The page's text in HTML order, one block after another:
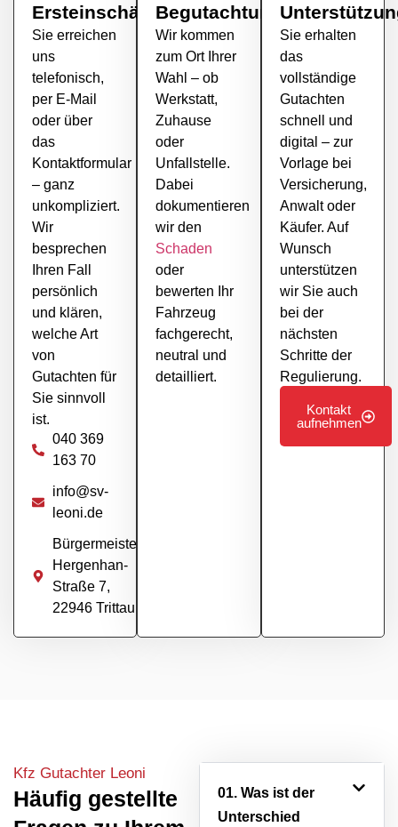
Ersteinschätzung
Sie erreichen
uns
telefonisch,
per E-Mail
oder über
das
Kontaktformular
– ganz
unkompliziert.
Wir
besprechen
Ihren Fall
persönlich
und klären,
welche Art
von
Gutachten für
Sie sinnvoll
ist.
040 369
163 70
info@sv-
leoni.de
Bürgermeister-
Hergenhan-
Straße 7,
22946 Trittau
Begutachtung
Wir kommen
zum Ort Ihrer
Wahl – ob
Werkstatt,
Zuhause
oder
Unfallstelle.
Dabei
dokumentieren
wir den
Schaden
oder
bewerten Ihr
Fahrzeug
fachgerecht,
neutral und
detailliert.
Sie erhalten
das
vollständige
Gutachten
schnell und
digital – zur
Vorlage bei
Versicherung,
Anwalt oder
Käufer. Auf
Wunsch
unterstützen
wir Sie auch
bei der
nächsten
Schritte der
Regulierung.
Kontakt
aufnehmen
Kfz Gutachter Leoni
Häufig gestellte
01. Was ist der
Unterschied